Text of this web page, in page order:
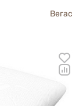
Вегас